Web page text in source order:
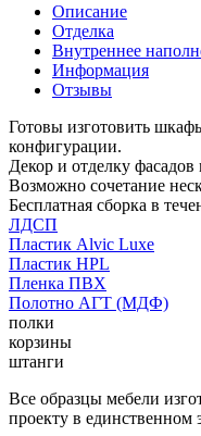
Описание
Отделка
Внутреннее
Информация
Отзывы
Готовы изготовить
конфигурации.
Декор и отделку
Возможно сочетание
Бесплатная сборка в
ЛДСП
Пластик Alvic Luxe
Пластик HPL
Пленка ПВХ
Полотно АГТ (МДФ)
полки
корзины
штанги
Все образцы мебели
проекту в единственном